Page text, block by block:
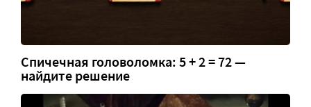
Спичечная головоломка: 5 + 2 = 72 —
найдите решение